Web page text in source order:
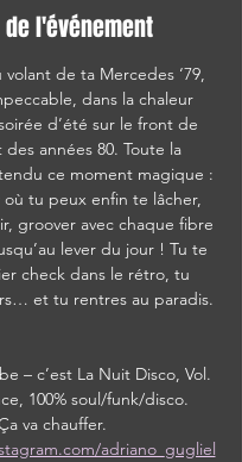
l'événement
de ta Mercedes ‘79,
dans la chaleur
d’été sur le front de
années 80. Toute la
ce moment magique :
où tu peux enfin te lâcher,
groover avec chaque fibre
lever du jour ! Tu te
check dans le rétro, tu
et tu rentres au paradis.
– c’est La Nuit Disco, Vol.
100% soul/funk/disco.
va chauffer.
adriano_gugliel